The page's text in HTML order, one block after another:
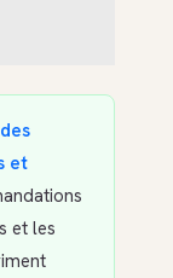
et
et les